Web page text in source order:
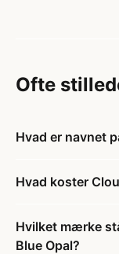
Ofte
Hvad er navnet
Hvad koster
Hvilket mærke
Blue Opal?